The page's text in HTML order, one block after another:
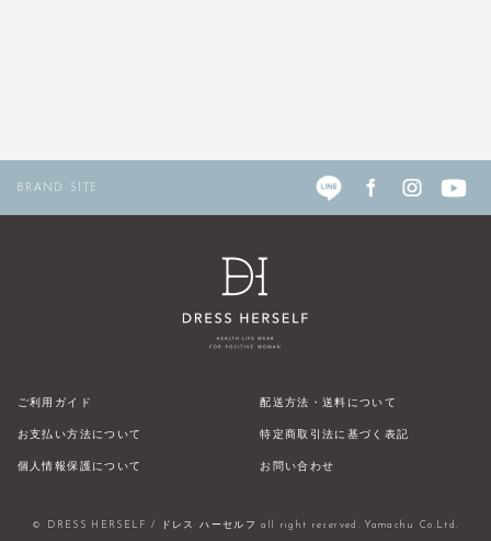
BRAND SITE
ご利用ガイド 配送方法・送料について
お支払い方法について 特定商取引法に基づく表記
個人情報保護について お問い合わせ
© DRESS HERSELF / ドレス ハーセルフ all right reserved. Yamachu Co.Ltd.